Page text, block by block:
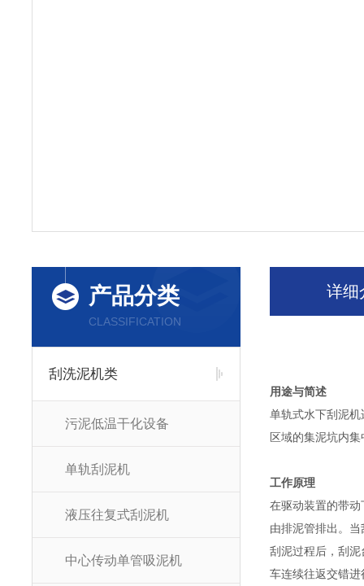
产品分类
CLASSIFICATION
刮洗泥机类
污泥低温干化设备
单轨刮泥机
液压往复式刮泥机
中心传动单管吸泥机
详细
用途与简述
单轨式水下刮泥
区域的集泥坑内
工作原理
在驱动装置的带
由排泥管排出。
刮泥过程后，刮
车连续往返交错